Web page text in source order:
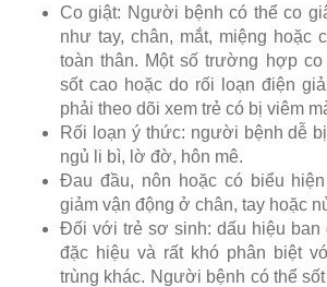
Co giật: Người bệnh có thể co
như tay, chân, mắt, miệng hoặc
toàn thân. Một số trường hợp
sốt cao hoặc do rối loạn điện
phải theo dõi xem trẻ có bị viêm
Rối loạn ý thức: người bệnh dễ
ngủ li bì, lờ đờ, hôn mê.
Đau đầu, nôn hoặc có biểu
giảm vận động ở chân, tay hoặc
Đối với trẻ sơ sinh: dấu hiệu ban
đặc hiệu và rất khó phân biệt
trùng khác. Người bệnh có thể